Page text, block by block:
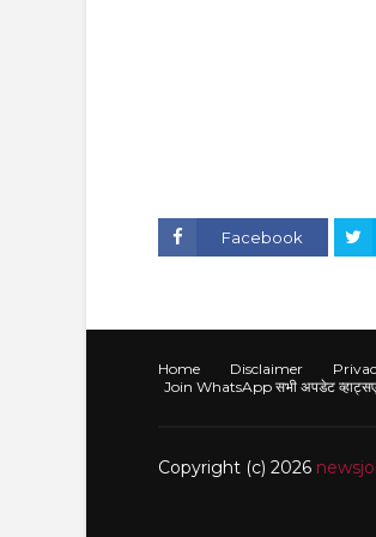
Facebook
Home Disclaimer
Join WhatsApp सभी अपडेट
Copyright (c) 2026